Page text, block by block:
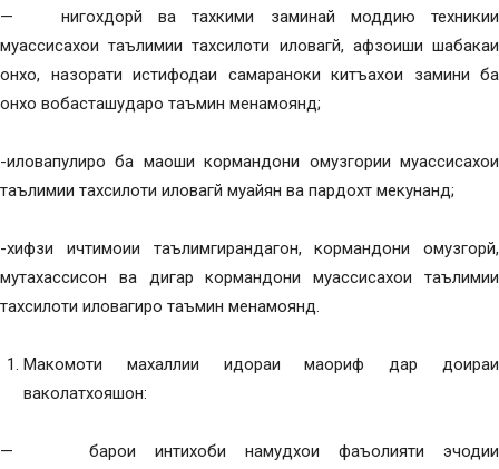
— нигохдорй ва тахкими заминай моддию техникии
муассисахои таълимии тахсилоти иловагй, афзоиши шабакаи
онхо, назорати истифодаи самараноки китъахои замини ба
онхо вобасташударо таъмин менамоянд;
-иловапулиро ба маоши кормандони омузгории муассисахои
таълимии тахсилоти иловагй муайян ва пардохт мекунанд;
-хифзи ичтимоии таълимгирандагон, кормандони омузгорй,
мутахассисон ва дигар кормандони муассисахои таълимии
тахсилоти иловагиро таъмин менамоянд.
Макомоти махаллии идораи маориф дар доираи
ваколатхояшон:
— барои интихоби намудхои фаъолияти эчодии